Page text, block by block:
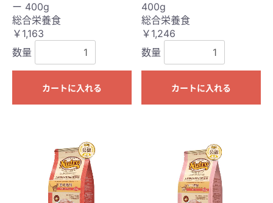
ー 400g
総合栄養食
￥1,163
数量
カートに入れる
400g
総合栄養食
￥1,246
数量
カートに入れる